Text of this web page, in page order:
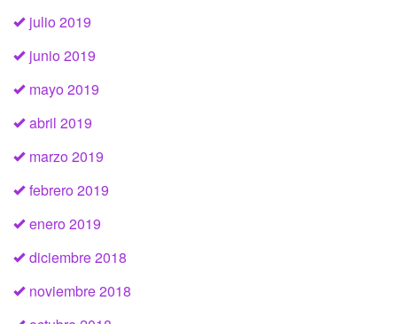
julio 2019
junio 2019
mayo 2019
abril 2019
marzo 2019
febrero 2019
enero 2019
diciembre 2018
noviembre 2018